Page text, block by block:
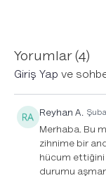
Yorumlar (4)
Giriş Yap ve
Reyhan A.
Merhaba. Bu
zihnime bir
hücum ettiğini
durumu